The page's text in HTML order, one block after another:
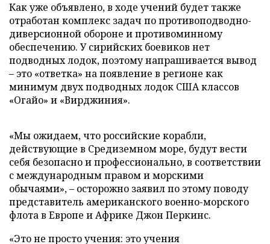
Как уже объявлено, в ходе учений будет также
отработан комплекс задач по противоподводно-
диверсионной обороне и противоминному
обеспечению. У сирийских боевиков нет
подводных лодок, поэтому напрашивается вывод
– это «ответка» на появление в регионе как
минимум двух подводных лодок США классов
«Огайо» и «Вирджиния».
«Мы ожидаем, что российские корабли,
действующие в Средиземном море, будут вести
себя безопасно и профессионально, в соответствии
с международным правом и морскими
обычаями», – осторожно заявил по этому поводу
представитель американского военно-морского
флота в Европе и Африке Джон Перкинс.
«Это не просто учения: это учения